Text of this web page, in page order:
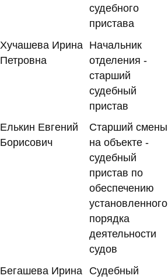
судебного
пристава
Хучашева Ирина
Петровна
Начальник
отделения -
старший
судебный
пристав
Елькин Евгений
Борисович
Старший смены
на объекте -
судебный
пристав по
обеспечению
установленного
порядка
деятельности
судов
Бегашева Ирина
Судебный